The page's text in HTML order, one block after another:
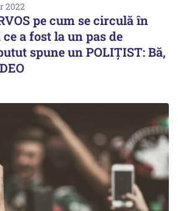
2022
pe cum se circulă în
a fost la un pas de
spune un POLIȚIST: Bă,